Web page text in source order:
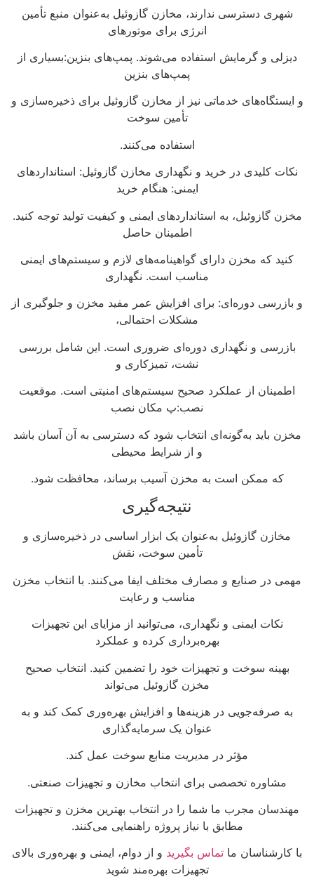
شهری دسترسی ندارند، مخازن گازوئیل به‌عنوان منبع تأمین
انرژی برای موتورهای
دیزلی و گرمایش استفاده می‌شوند. پمپ‌های بنزین:بسیاری از
پمپ‌های بنزین
و ایستگاه‌های خدماتی نیز از مخازن گازوئیل برای ذخیره‌سازی و
تأمین سوخت
استفاده می‌کنند.
نکات کلیدی در خرید و نگهداری مخازن گازوئیل: استانداردهای
ایمنی: هنگام خرید
مخزن گازوئیل، به استانداردهای ایمنی و کیفیت تولید توجه کنید.
اطمینان حاصل
کنید که مخزن دارای گواهینامه‌های لازم و سیستم‌های ایمنی
مناسب است. نگهداری
و بازرسی دوره‌ای: برای افزایش عمر مفید مخزن و جلوگیری از
مشکلات احتمالی،
بازرسی و نگهداری دوره‌ای ضروری است. این شامل بررسی
نشت، تمیزکاری و
اطمینان از عملکرد صحیح سیستم‌های امنیتی است. موقعیت
نصب:پ مکان نصب
مخزن باید به‌گونه‌ای انتخاب شود که دسترسی به آن آسان باشد
و از شرایط محیطی
که ممکن است به مخزن آسیب برساند، محافظت شود.
نتیجه‌گیری
مخازن گازوئیل به‌عنوان یک ابزار اساسی در ذخیره‌سازی و
تأمین سوخت، نقش
مهمی در صنایع و مصارف مختلف ایفا می‌کنند. با انتخاب مخزن
مناسب و رعایت
نکات ایمنی و نگهداری، می‌توانید از مزایای این تجهیزات
بهره‌برداری کرده و عملکرد
بهینه سوخت و تجهیزات خود را تضمین کنید. انتخاب صحیح
مخزن گازوئیل می‌تواند
به صرفه‌جویی در هزینه‌ها و افزایش بهره‌وری کمک کند و به
عنوان یک سرمایه‌گذاری
مؤثر در مدیریت منابع سوخت عمل کند.
مشاوره تخصصی برای انتخاب مخازن و تجهیزات صنعتی.
مهندسان مجرب ما شما را در انتخاب بهترین مخزن و تجهیزات
مطابق با نیاز پروژه راهنمایی می‌کنند.
با کارشناسان ما تماس بگیرید و از دوام، ایمنی و بهره‌وری بالای
تجهیزات بهره‌مند شوید